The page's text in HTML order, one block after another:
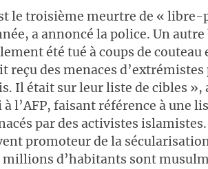
le troisième meurtre de « libre-
a annoncé la police. Un
été tué à coups de couteau
reçu des menaces
Il était sur leur liste de cibles »,
à l’AFP, faisant référence à une
par des activistes
promoteur de la
millions d’habitants sont